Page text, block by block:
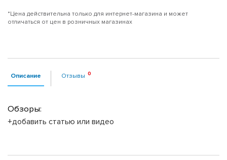
*Цена действительна только для интернет-магазина и может
отличаться от цен в розничных магазинах
Описание Отзывы
Обзоры:
+добавить статью или видео